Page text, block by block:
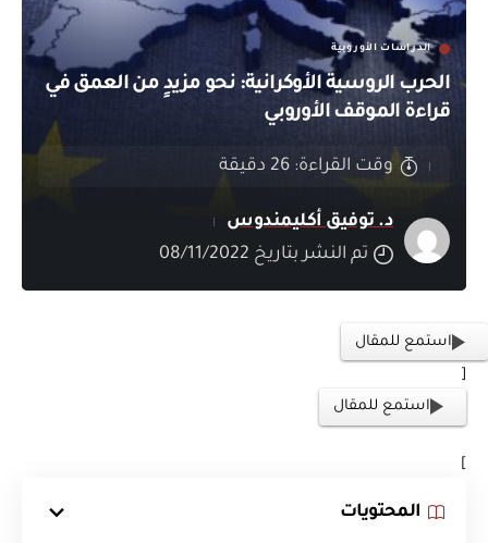
الدراسات الأوروبية
الحرب الروسية الأوكرانية: نحو مزيدٍ من العمق في
قراءة الموقف الأوروبي
د. توفيق أكليمندوس
تم النشر بتاريخ 08/11/2022
وقت القراءة: 26 دقيقة
استمع للمقال
استمع للمقال
المحتويات